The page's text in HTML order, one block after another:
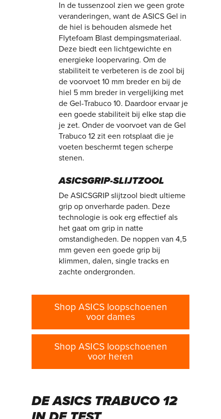
In de tussenzool zien we geen grote
veranderingen, want de ASICS Gel in
de hiel is behouden alsmede het
Flytefoam Blast dempingsmateriaal.
Deze biedt een lichtgewichte en
energieke loopervaring. Om de
stabiliteit te verbeteren is de zool bij
de voorvoet 10 mm breder en bij de
hiel 5 mm breder in vergelijking met
de Gel-Trabuco 10. Daardoor ervaar je
een goede stabiliteit bij elke stap die
je zet. Onder de voorvoet van de Gel
Trabuco 12 zit een rotsplaat die je
voeten beschermt tegen scherpe
stenen.
ASICSGRIP-SLIJTZOOL
De ASICSGRIP slijtzool biedt ultieme
grip op onverharde paden. Deze
technologie is ook erg effectief als
het gaat om grip in natte
omstandigheden. De noppen van 4,5
mm geven een goede grip bij
klimmen, dalen, single tracks en
zachte ondergronden.
Shop ASICS loopschoenen
voor dames
Shop ASICS loopschoenen
voor heren
DE ASICS TRABUCO 12